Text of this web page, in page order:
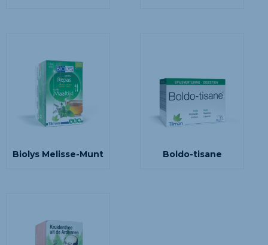
Biolys Melisse-Munt Boldo-tisane